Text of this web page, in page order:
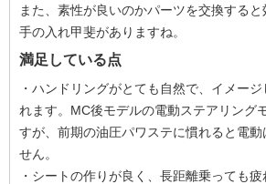
また、素性が良いのかパーツを交換すると
手の入れ甲斐がありますね。
満足している点
・ハンドリングがとても自然で、イメー
れます。MC後モデルの電動ステアリング
すが、前期の油圧パワステに慣れると電動
せん。
・シートの作りが良く、長距離乗っても